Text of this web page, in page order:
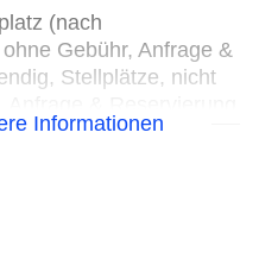
(nach
Gebühr, Anfrage &
Stellplätze, nicht
Gebühr, Coffee
Informationen